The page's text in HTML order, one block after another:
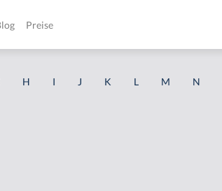
Preise
H I J K L M N